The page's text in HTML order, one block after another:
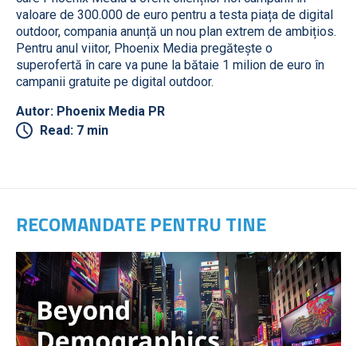
valoare de 300.000 de euro pentru a testa piața de digital
outdoor, compania anunță un nou plan extrem de ambițios.
Pentru anul viitor, Phoenix Media pregătește o
superofertă în care va pune la bătaie 1 milion de euro în
campanii gratuite pe digital outdoor.
Autor: Phoenix Media PR
Read: 7 min
RECOMANDATE PENTRU TINE